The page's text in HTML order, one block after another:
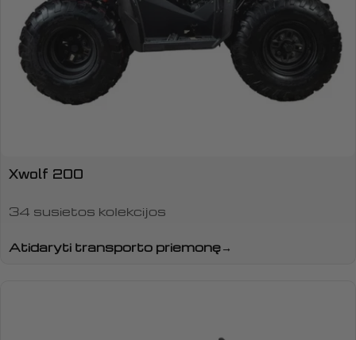
Xwolf 200
34 susietos kolekcijos
Atidaryti transporto priemonę